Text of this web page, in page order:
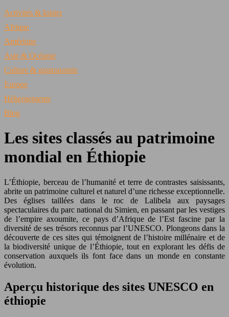
Activités & loisirs
Afrique
Amérique
Asie & Océanie
Culture & gastronomie
Europe
Hébergements
Blog
Les sites classés au patrimoine
mondial en Éthiopie
L’Éthiopie, berceau de l’humanité et terre de contrastes saisissants,
abrite un patrimoine culturel et naturel d’une richesse exceptionnelle.
Des églises taillées dans le roc de Lalibela aux paysages
spectaculaires du parc national du Simien, en passant par les vestiges
de l’empire axoumite, ce pays d’Afrique de l’Est fascine par la
diversité de ses trésors reconnus par l’UNESCO. Plongeons dans la
découverte de ces sites qui témoignent de l’histoire millénaire et de
la biodiversité unique de l’Éthiopie, tout en explorant les défis de
conservation auxquels ils font face dans un monde en constante
évolution.
Aperçu historique des sites UNESCO en
éthiopie